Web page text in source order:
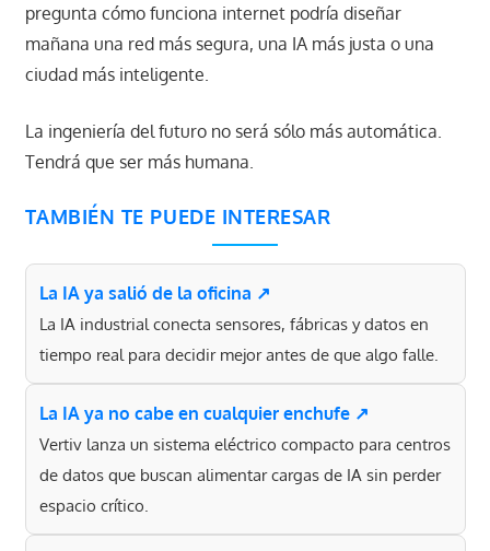
pregunta cómo funciona internet podría diseñar
mañana una red más segura, una IA más justa o una
ciudad más inteligente.
La ingeniería del futuro no será sólo más automática.
Tendrá que ser más humana.
TAMBIÉN TE PUEDE INTERESAR
La IA ya salió de la oficina ↗
La IA industrial conecta sensores, fábricas y datos en
tiempo real para decidir mejor antes de que algo falle.
La IA ya no cabe en cualquier enchufe ↗
Vertiv lanza un sistema eléctrico compacto para centros
de datos que buscan alimentar cargas de IA sin perder
espacio crítico.